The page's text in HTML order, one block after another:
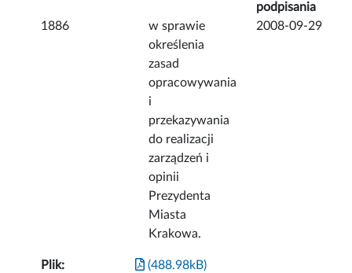
podpisania
1886
w sprawie
określenia
zasad
opracowywania
i
przekazywania
do realizacji
zarządzeń i
opinii
Prezydenta
Miasta
Krakowa.
2008-09-29
Plik: (488.98kB)